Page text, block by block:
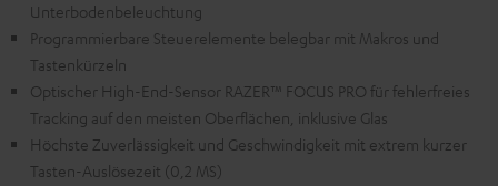
Unterbodenbeleuchtung
Programmierbare Steuerelemente belegbar mit Makros und
Tastenkürzeln
Optischer High-End-Sensor RAZER™ FOCUS PRO für fehlerfreies
Tracking auf den meisten Oberflächen, inklusive Glas
Höchste Zuverlässigkeit und Geschwindigkeit mit extrem kurzer
Tasten-Auslösezeit (0,2 MS)